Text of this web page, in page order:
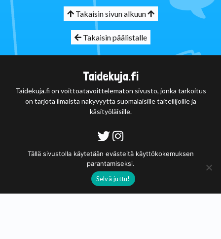
Takaisin sivun alkuun
Takaisin päälistalle
Taidekuja.fi
Taidekuja.fi on voittoatavoittelematon sivusto, jonka tarkoitus
on tarjota ilmaista näkyvyyttä suomalaisille taiteilijoille ja
käsityöläisille.
Tietosuojaseloste
© 2020 - 2026
Tällä sivustolla käytetään evästeitä käyttökokemuksen
parantamiseksi.
Selvä juttu!